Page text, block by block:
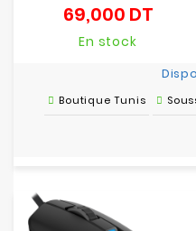
69,000 DTPrix
En stock
Boutique Tunis